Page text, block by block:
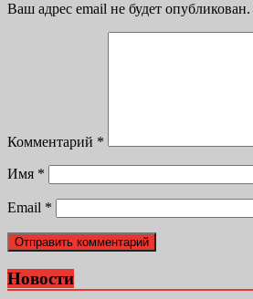
Ваш адрес email не будет опубликован.
Комментарий *
Имя *
Email *
Новости